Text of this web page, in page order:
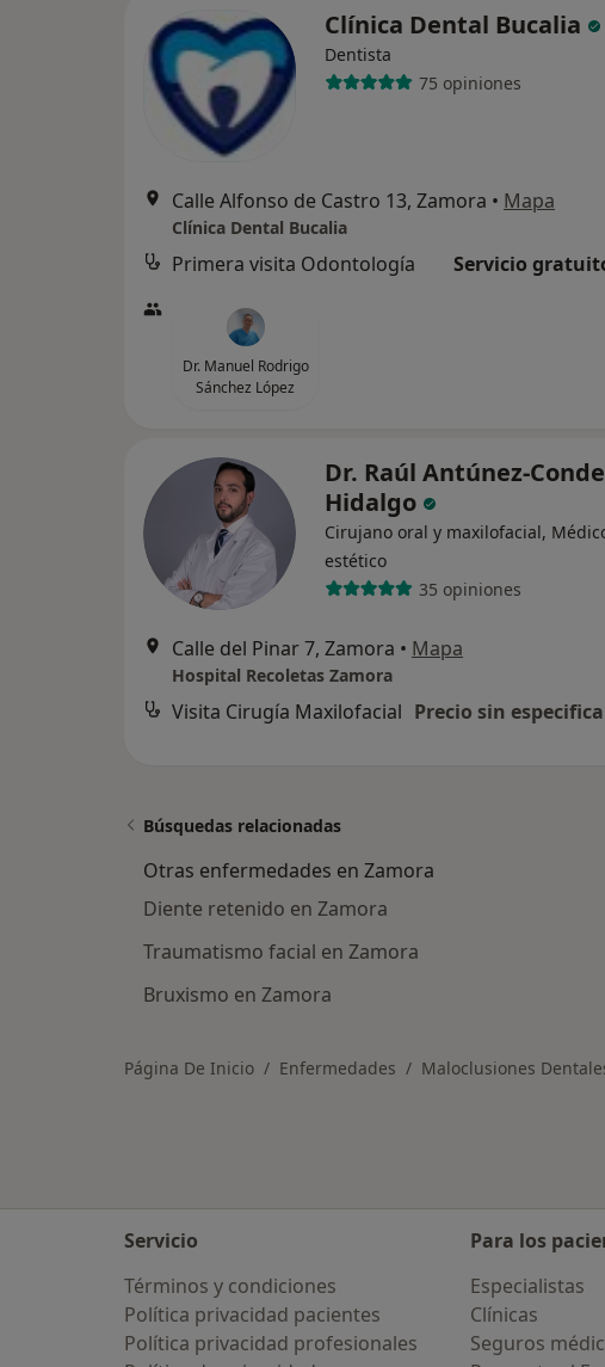
Clínica Dental Bucalia
Dentista
75 opiniones
Calle Alfonso de Castro 13, Zamora • Mapa
Clínica Dental Bucalia
Primera visita Odontología Servicio
Dr. Manuel Rodrigo
Sánchez López
Dr. Raúl Antúnez-Conde
Hidalgo
Cirujano oral y maxilofacial,
estético
35 opiniones
Calle del Pinar 7, Zamora • Mapa
Hospital Recoletas Zamora
Visita Cirugía Maxilofacial Precio sin
Búsquedas relacionadas
Otras enfermedades en Zamora
Diente retenido en Zamora
Traumatismo facial en Zamora
Bruxismo en Zamora
Página De Inicio Enfermedades Maloclusiones
Servicio
Términos y condiciones
Política privacidad pacientes
Política privacidad profesionales
Para los
Especialistas
Clínicas
Seguros